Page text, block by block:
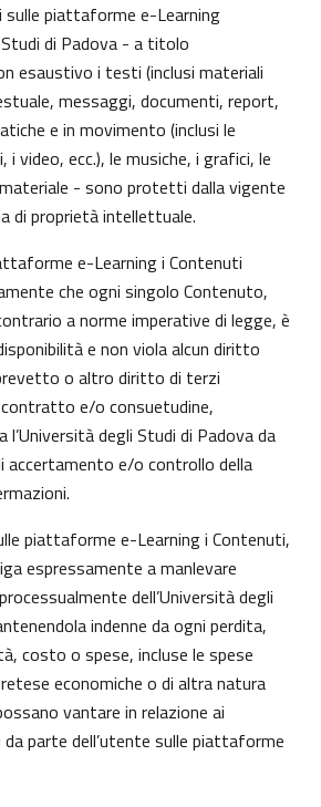
sulle piattaforme e-Learning
Studi di Padova - a titolo
esaustivo i testi (inclusi materiali
messaggi, documenti, report,
e in movimento (inclusi le
video, ecc.), le musiche, i grafici, le
- sono protetti dalla vigente
di proprietà intellettuale.
e-Learning i Contenuti
che ogni singolo Contenuto,
a norme imperative di legge, è
e non viola alcun diritto
o altro diritto di terzi
e/o consuetudine,
l’Università degli Studi di Padova da
accertamento e/o controllo della
piattaforme e-Learning i Contenuti,
espressamente a manlevare
dell’Università degli
indenne da ogni perdita,
costo o spese, incluse le spese
economiche o di altra natura
vantare in relazione ai
parte dell’utente sulle piattaforme